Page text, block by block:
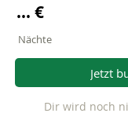
... €
Nächte
Jetzt
Dir wird noch